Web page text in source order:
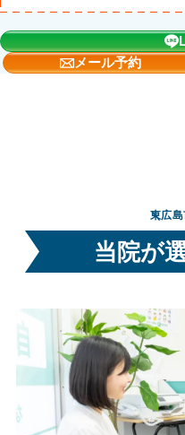
メール予約
東広
当院が